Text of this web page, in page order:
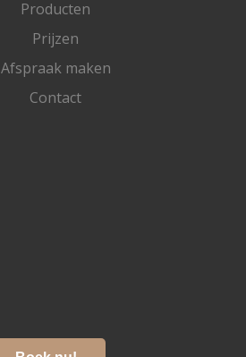
Producten
Prijzen
Afspraak maken
Contact